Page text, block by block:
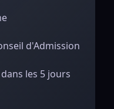
d'Admission
les 5 jours